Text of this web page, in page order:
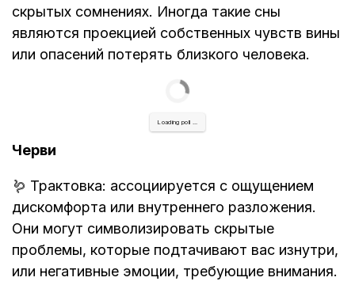
скрытых сомнениях. Иногда такие сны
являются проекцией собственных чувств вины
или опасений потерять близкого человека.
Loading poll ...
Черви
🪱 Трактовка: ассоциируется с ощущением
дискомфорта или внутреннего разложения.
Они могут символизировать скрытые
проблемы, которые подтачивают вас изнутри,
или негативные эмоции, требующие внимания.